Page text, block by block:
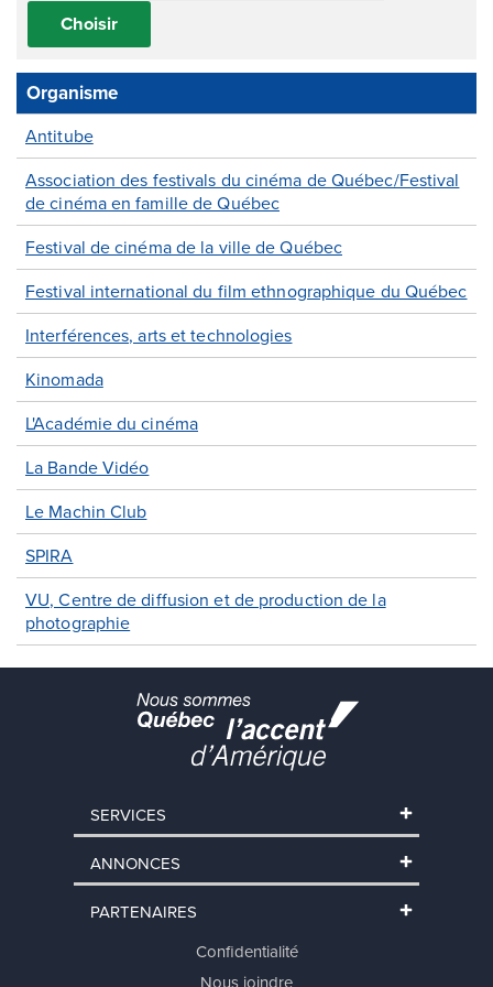
Choisir
Organisme
Antitube
Association des festivals du cinéma de Québec/Festival
de cinéma en famille de Québec
Festival de cinéma de la ville de Québec
Festival international du film ethnographique du Québec
Interférences, arts et technologies
Kinomada
L'Académie du cinéma
La Bande Vidéo
Le Machin Club
SPIRA
VU, Centre de diffusion et de production de la
photographie
SERVICES
ANNONCES
PARTENAIRES
Confidentialité
Nous joindre